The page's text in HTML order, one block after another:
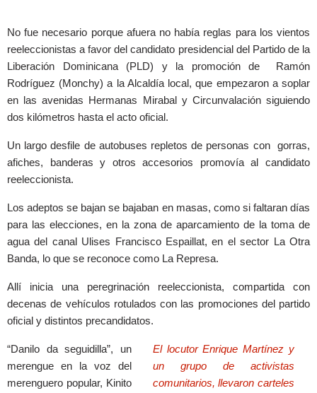
No fue necesario porque afuera no había reglas para los vientos
reeleccionistas a favor del candidato presidencial del Partido de la
Liberación Dominicana (PLD) y la promoción de Ramón
Rodríguez (Monchy) a la Alcaldía local, que empezaron a soplar
en las avenidas Hermanas Mirabal y Circunvalación siguiendo
dos kilómetros hasta el acto oficial.
Un largo desfile de autobuses repletos de personas con gorras,
afiches, banderas y otros accesorios promovía al candidato
reeleccionista.
Los adeptos se bajan se bajaban en masas, como si faltaran días
para las elecciones, en la zona de aparcamiento de la toma de
agua del canal Ulises Francisco Espaillat, en el sector La Otra
Banda, lo que se reconoce como La Represa.
Allí inicia una peregrinación reeleccionista, compartida con
decenas de vehículos rotulados con las promociones del partido
oficial y distintos precandidatos.
El locutor Enrique Martínez y
un grupo de activistas
comunitarios, llevaron carteles
“Danilo da seguidilla”, un
merengue en la voz del
merenguero popular, Kinito